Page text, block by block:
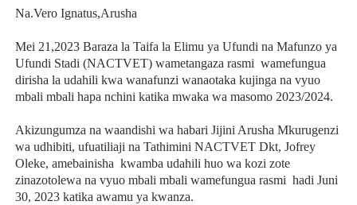
Na.Vero Ignatus,Arusha
Mei 21,2023 Baraza la Taifa la Elimu ya Ufundi na Mafunzo ya
Ufundi Stadi (NACTVET) wametangaza rasmi wamefungua
dirisha la udahili kwa wanafunzi wanaotaka kujinga na vyuo
mbali mbali hapa nchini katika mwaka wa masomo 2023/2024.
Akizungumza na waandishi wa habari Jijini Arusha Mkurugenzi
wa udhibiti, ufuatiliaji na Tathimini NACTVET Dkt, Jofrey
Oleke, amebainisha kwamba udahili huo wa kozi zote
zinazotolewa na vyuo mbali mbali wamefungua rasmi hadi Juni
30, 2023 katika awamu ya kwanza.